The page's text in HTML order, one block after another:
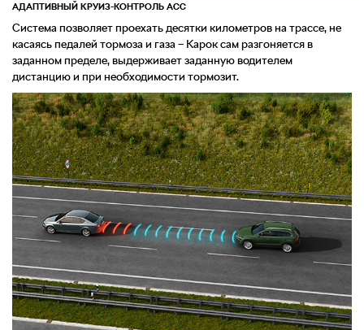
АДАПТИВНЫЙ КРУИЗ-КОНТРОЛЬ ACC
Система позволяет проехать десятки километров на трассе, не
касаясь педалей тормоза и газа – Карок сам разгоняется в
заданном пределе, выдерживает заданную водителем
дистанцию и при необходимости тормозит.